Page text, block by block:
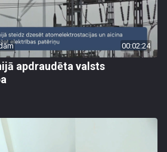
00:02:24
apdraudēta valsts